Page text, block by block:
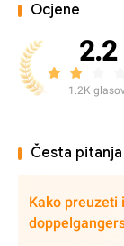
Ocjene
2.2
1.2K
Česta pitanja
Kako preuzeti